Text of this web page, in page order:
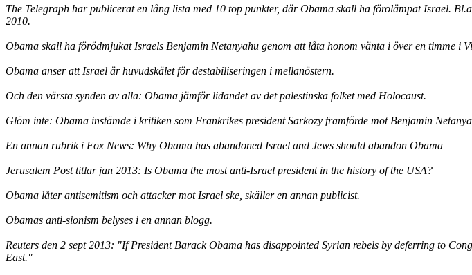
The Telegraph har publicerat en lång lista med 10 top punkter, där Obama skall ha förolämpat Israel.
2010.
Obama skall ha förödmjukat Israels Benjamin Netanyahu genom att låta honom vänta i över en timme i
Obama anser att Israel är huvudskälet för destabiliseringen i mellanöstern.
Och den värsta synden av alla: Obama jämför lidandet av det palestinska folket med Holocaust.
Glöm inte: Obama instämde i kritiken som Frankrikes president Sarkozy framförde mot Benjamin
En annan rubrik i Fox News: Why Obama has abandoned Israel and Jews should abandon Obama
Jerusalem Post titlar jan 2013: Is Obama the most anti-Israel president in the history of the USA?
Obama låter antisemitism och attacker mot Israel ske, skäller en annan publicist.
Obamas anti-sionism belyses i en annan blogg.
Reuters den 2 sept 2013: "If President Barack Obama has disappointed Syrian rebels by deferring to
East."